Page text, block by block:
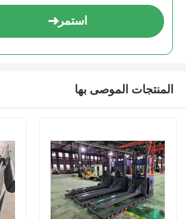
استمر
المنتجات الموصى بها